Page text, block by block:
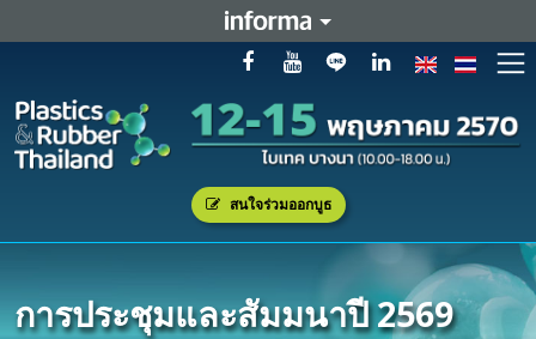
สนใจร่วมออกบูธ
การประชุมและสัมมนาปี 2569